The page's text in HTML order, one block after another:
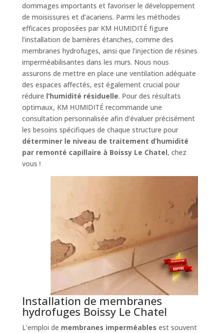
dommages importants et favoriser le développement
de moisissures et d’acariens. Parmi les méthodes
efficaces proposées par KM HUMIDITÉ figure
l’installation de barrières étanches, comme des
membranes hydrofuges, ainsi que l’injection de résines
imperméabilisantes dans les murs. Nous nous
assurons de mettre en place une ventilation adéquate
des espaces affectés, est également crucial pour
réduire l’humidité résiduelle. Pour des résultats
optimaux, KM HUMIDITÉ recommande une
consultation personnalisée afin d’évaluer précisément
les besoins spécifiques de chaque structure pour
déterminer le niveau de traitement d’humidité
par remonté capillaire à Boissy Le Chatel, chez
vous !
Installation de membranes
hydrofuges Boissy Le Chatel
L’emploi de membranes imperméables est souvent